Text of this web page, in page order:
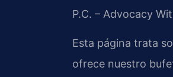
P.C. – Advocacy
Esta página trata
ofrece nuestro